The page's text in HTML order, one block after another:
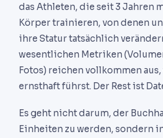
das Athleten, die seit 3 Jahren
Körper trainieren, von denen
ihre Statur tatsächlich
wesentlichen Metriken
Fotos) reichen vollkommen
ernsthaft führst. Der Rest ist
Es geht nicht darum, der
Einheiten zu werden, sondern